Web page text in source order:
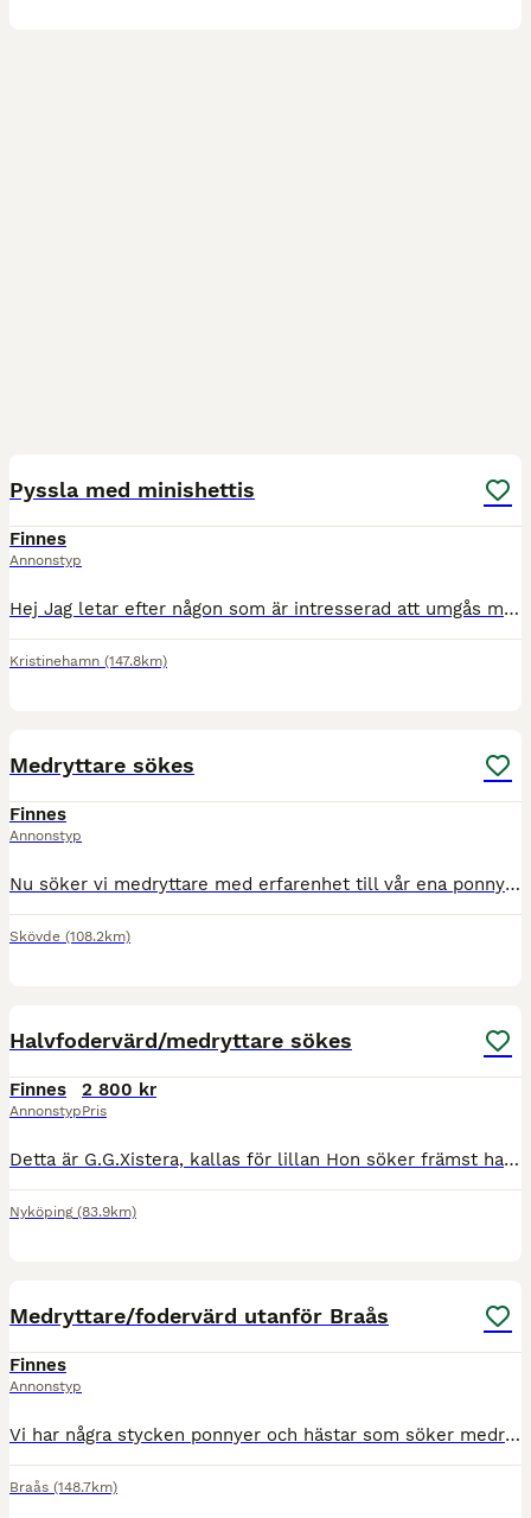
Pyssla med minishettis
Finnes
Annonstyp
Hej Jag letar efter någon som är intresserad att umgås med min minishettis Pepper. Kanske vill du inte längre rida men saknar att pyssla i stallet? Pepper är pigg och motiverad på det mesta. Allt f
Kristinehamn (147.8km)
Medryttare sökes
Finnes
Annonstyp
Nu söker vi medryttare med erfarenhet till vår ena ponny 2-4 dagari veckan. ×Kostnad=Ja. ×Markarbete/Dressyr och uteritter. ×Erfarenhet viktigt!! ×Målsman/vuxen delaktig och alltid med. Vi finns
Skövde (108.2km)
Halvfodervärd/medryttare sökes
Finnes
Annonstyp
2 800 kr
Pris
Detta är G.G.Xistera, kallas för lillan Hon söker främst halvfodervärd, alternativt medryttare. Lillan är snäll, men hon är unghäst, född 2022. Hon är hemmamätt till 151cm. Max vikt 65kg, Kallblodst
Nyköping (83.9km)
Medryttare/fodervärd utanför Braås
Finnes
Annonstyp
Vi har några stycken ponnyer och hästar som söker medryttare/fodervärd på deltid torsdagar och en dag på helgen , nån fler dagar. Dom ska ej flyttas då dom används i verksamhet i övrigt. Vi har ridhus
Braås (148.7km)